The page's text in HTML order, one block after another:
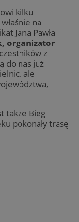
kilku
na
Jana Pawła
organizator
z
do nas już
ale
także Bieg
pokonały trasę